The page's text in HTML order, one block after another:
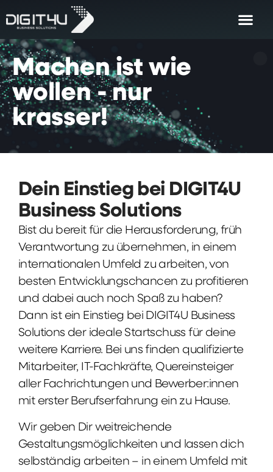
Machen ist wie
wollen - nur
krasser!
Dein Einstieg bei DIGIT4U
Business Solutions
Bist du bereit für die Herausforderung, früh
Verantwortung zu übernehmen, in einem
internationalen Umfeld zu arbeiten, von
besten Entwicklungschancen zu profitieren
und dabei auch noch Spaß zu haben?
Dann ist ein Einstieg bei DIGIT4U Business
Solutions der ideale Startschuss für deine
weitere Karriere. Bei uns finden qualifizierte
Mitarbeiter, IT-Fachkräfte, Quereinsteiger
aller Fachrichtungen und Bewerber:innen
mit erster Berufserfahrung ein zu Hause.
Wir geben Dir weitreichende
Gestaltungsmöglichkeiten und lassen dich
selbständig arbeiten – in einem Umfeld mit